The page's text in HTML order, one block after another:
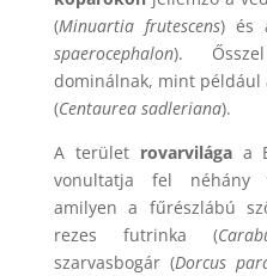
(Minuartia frutescens) és
spaerocephalon).
dominálnak, mint például
(Centaurea sadleriana).
A terület rovarvilága a
vonultatja fel néhány
amilyen a fűrészlábú
rezes futrinka (
szarvasbogár (Dorcus